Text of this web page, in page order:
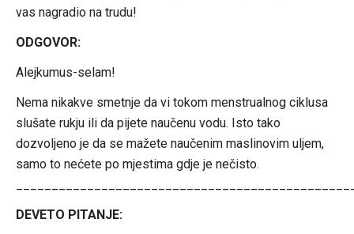
vas nagradio na trudu!
ODGOVOR:
Alejkumus-selam!
Nema nikakve smetnje da vi tokom menstrualnog ciklusa
slušate rukju ili da pijete naučenu vodu. Isto tako
dozvoljeno je da se mažete naučenim maslinovim uljem,
samo to nećete po mjestima gdje je nečisto.
DEVETO PITANJE: